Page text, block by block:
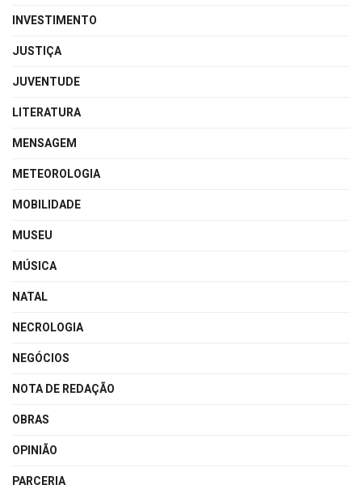
INVESTIMENTO
JUSTIÇA
JUVENTUDE
LITERATURA
MENSAGEM
METEOROLOGIA
MOBILIDADE
MUSEU
MÚSICA
NATAL
NECROLOGIA
NEGÓCIOS
NOTA DE REDAÇÃO
OBRAS
OPINIÃO
PARCERIA